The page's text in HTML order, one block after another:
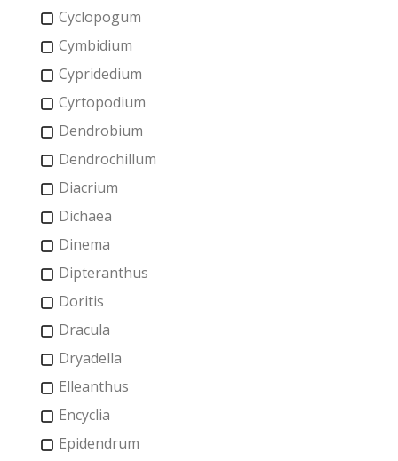
Cyclopogum
Cymbidium
Cypridedium
Cyrtopodium
Dendrobium
Dendrochillum
Diacrium
Dichaea
Dinema
Dipteranthus
Doritis
Dracula
Dryadella
Elleanthus
Encyclia
Epidendrum